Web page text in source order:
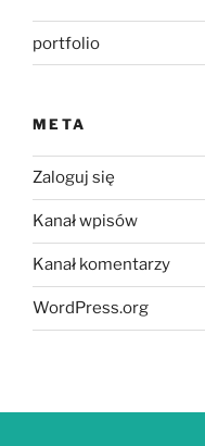
portfolio
META
Zaloguj się
Kanał wpisów
Kanał komentarzy
WordPress.org